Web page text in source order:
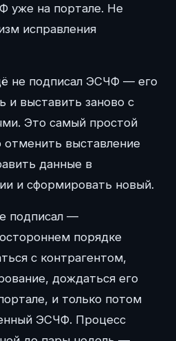
уже на портале. Не
исправления
не подписал ЭСЧФ — его
и выставить заново с
Это самый простой
отменить выставление
данные в
и сформировать новый.
подписал —
порядке
с контрагентом,
дождаться его
и только потом
ЭСЧФ. Процесс